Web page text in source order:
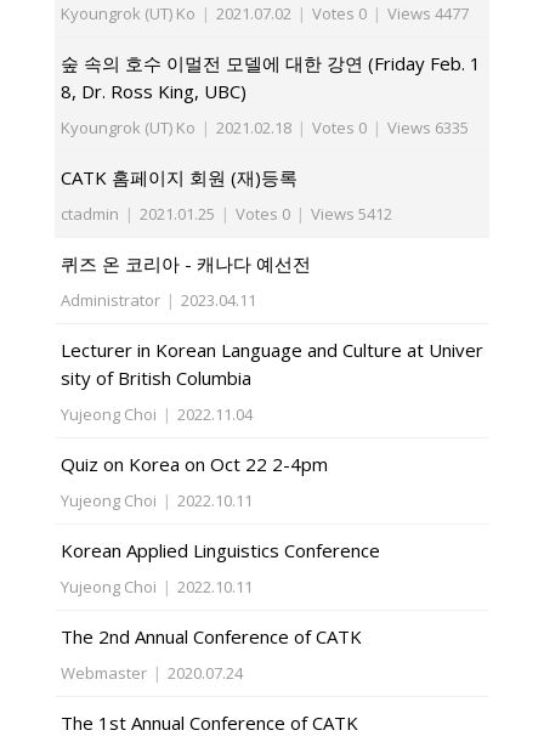
Kyoungrok (UT) Ko | 2021.07.02 | Votes 0 | Views 4477
숲 속의 호수 이멀전 모델에 대한 강연 (Friday Feb. 1
8, Dr. Ross King, UBC)
Kyoungrok (UT) Ko | 2021.02.18 | Votes 0 | Views 6335
CATK 홈페이지 회원 (재)등록
ctadmin | 2021.01.25 | Votes 0 | Views 5412
퀴즈 온 코리아 - 캐나다 예선전
Administrator | 2023.04.11
Lecturer in Korean Language and Culture at Univer
sity of British Columbia
Yujeong Choi | 2022.11.04
Quiz on Korea on Oct 22 2-4pm
Yujeong Choi | 2022.10.11
Korean Applied Linguistics Conference
Yujeong Choi | 2022.10.11
The 2nd Annual Conference of CATK
Webmaster | 2020.07.24
The 1st Annual Conference of CATK